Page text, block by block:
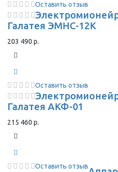
Оставить отзыв
Галатея ЭМНС-12К
203 490 р.
Оставить отзыв
Галатея АКФ-01
215 460 р.
Оставить отзыв